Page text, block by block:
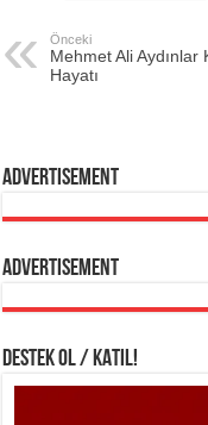
Önceki
Mehmet Ali Aydınlar
Hayatı
Advertisement
Advertisement
DESTEK OL / KATIL!